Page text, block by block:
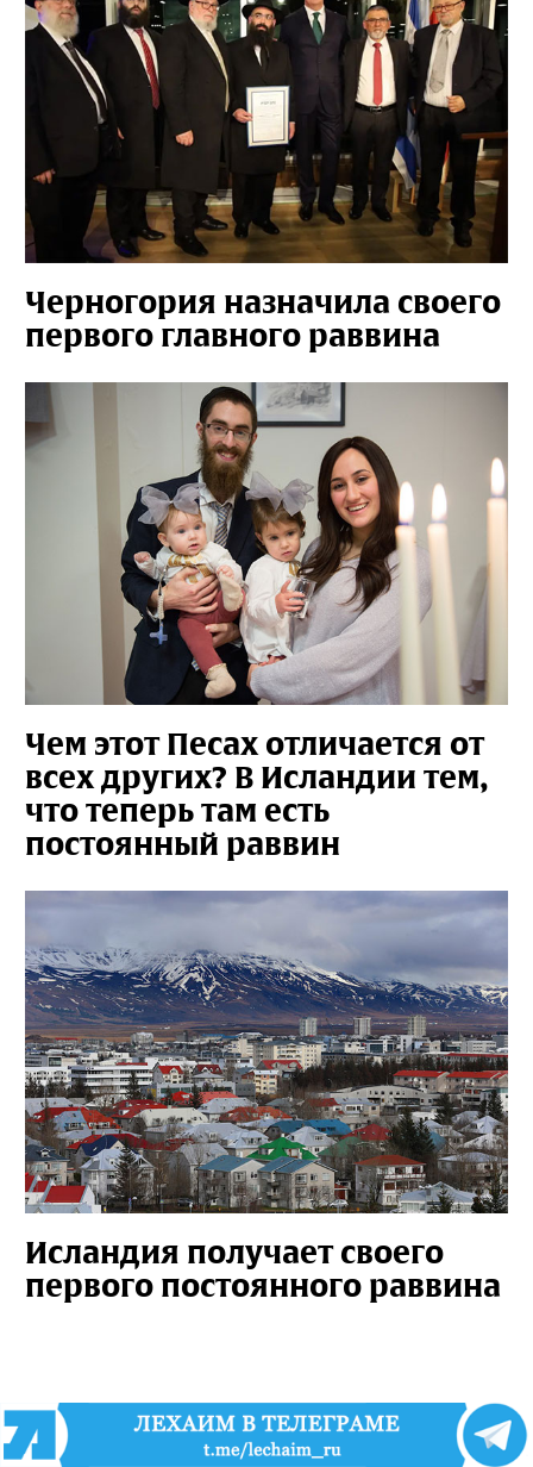
Черногория назначила своего
первого главного раввина
Чем этот Песах отличается от
всех других? В Исландии тем,
что теперь там есть
постоянный раввин
Исландия получает своего
первого постоянного раввина